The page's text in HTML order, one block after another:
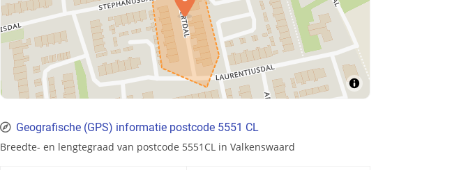
Geografische (GPS) informatie postcode 5551 CL
Breedte- en lengtegraad van postcode 5551CL in Valkenswaard